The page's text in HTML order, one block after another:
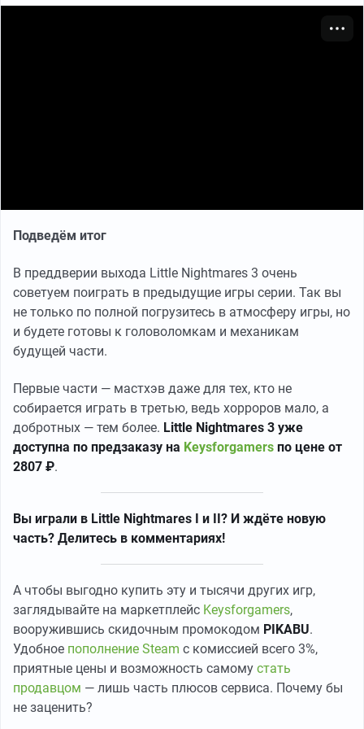
Подведём итог
В преддверии выхода Little Nightmares 3 очень
советуем поиграть в предыдущие игры серии. Так вы
не только по полной погрузитесь в атмосферу игры, но
и будете готовы к головоломкам и механикам
будущей части.
Первые части — мастхэв даже для тех, кто не
собирается играть в третью, ведь хорроров мало, а
добротных — тем более. Little Nightmares 3 уже
доступна по предзаказу на Keysforgamers по цене от
2807 ₽.
Вы играли в Little Nightmares I и II? И ждёте новую
часть? Делитесь в комментариях!
А чтобы выгодно купить эту и тысячи других игр,
заглядывайте на маркетплейс Keysforgamers,
вооружившись скидочным промокодом PIKABU.
Удобное пополнение Steam с комиссией всего 3%,
приятные цены и возможность самому стать
продавцом — лишь часть плюсов сервиса. Почему бы
не заценить?